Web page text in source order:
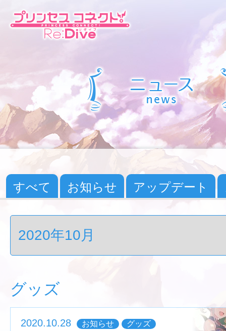
すべて お知らせ アップデート
グッズ
2020.10.28 お知らせ グッズ